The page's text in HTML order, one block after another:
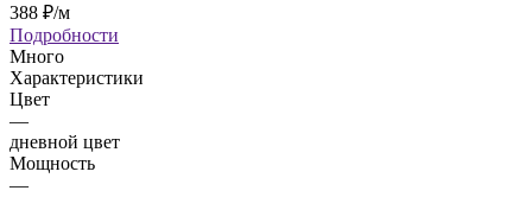
388 ₽/м
Подробности
Много
Характеристики
Цвет
—
дневной цвет
Мощность
—